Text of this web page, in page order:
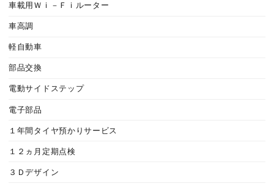
車載用Ｗｉ－Ｆｉルーター
車高調
軽自動車
部品交換
電動サイドステップ
電子部品
１年間タイヤ預かりサービス
１２ヵ月定期点検
３Ｄデザイン